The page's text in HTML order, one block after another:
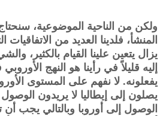
ولكن من الناحية الموضوعية،
المنشأ، فلدينا العديد من الاتفاقيات
يزال يتعين علينا القيام بالكثير،
إليه قليلاً في رأينا هو النهج
يفعلونه. لا نفهم على المستوى
يصلون إلى إيطاليا لا يريدون الوصول
الوصول إلى أوروبا وبالتالي يجب